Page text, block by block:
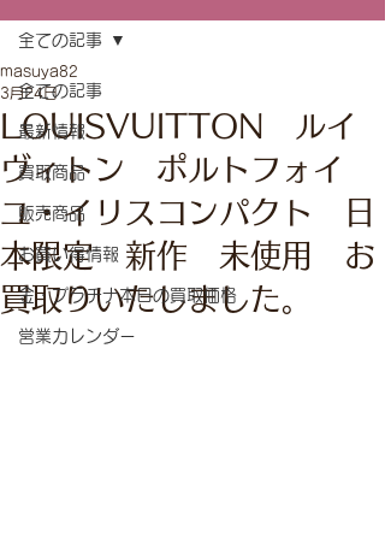
全ての記事
最新情報
買取商品
販売商品
お買い得情報
金・プラチナ本日の買取価格
営業カレンダー
全ての記事
LOUISVUITTON ルイ
ヴィトン ポルトフォイ
ユ・イリスコンパクト 日
本限定 新作 未使用 お
買取りいたしました。
masuya82
3月24日